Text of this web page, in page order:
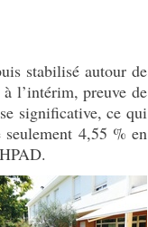
stabilisé autour de
l’intérim, preuve de
significative, ce qui
4,55 % en